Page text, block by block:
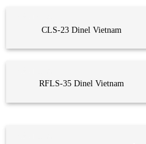
CLS-23 Dinel Vietnam
RFLS-35 Dinel Vietnam